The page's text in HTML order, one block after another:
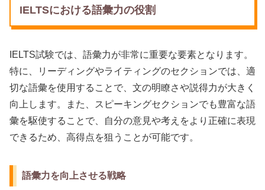
IELTSにおける語彙力の役割
IELTS試験では、語彙力が非常に重要な要素となります。
特に、リーディングやライティングのセクションでは、適
切な語彙を使用することで、文の明瞭さや説得力が大きく
向上します。また、スピーキングセクションでも豊富な語
彙を駆使することで、自分の意見や考えをより正確に表現
できるため、高得点を狙うことが可能です。
語彙力を向上させる戦略